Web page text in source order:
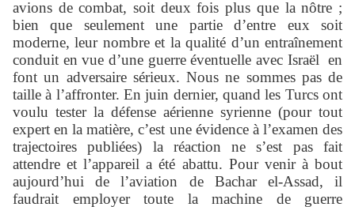
avions de combat, soit deux fois plus que la nôtre ;
bien que seulement une partie d’entre eux soit
moderne, leur nombre et la qualité d’un entraînement
conduit en vue d’une guerre éventuelle avec Israël en
font un adversaire sérieux. Nous ne sommes pas de
taille à l’affronter. En juin dernier, quand les Turcs ont
voulu tester la défense aérienne syrienne (pour tout
expert en la matière, c’est une évidence à l’examen des
trajectoires publiées) la réaction ne s’est pas fait
attendre et l’appareil a été abattu. Pour venir à bout
aujourd’hui de l’aviation de Bachar el-Assad, il
faudrait employer toute la machine de guerre